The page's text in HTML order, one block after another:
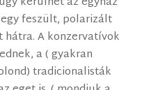
feszült, polarizált
A konzervatívok
a ( gyakran
tradicionalisták